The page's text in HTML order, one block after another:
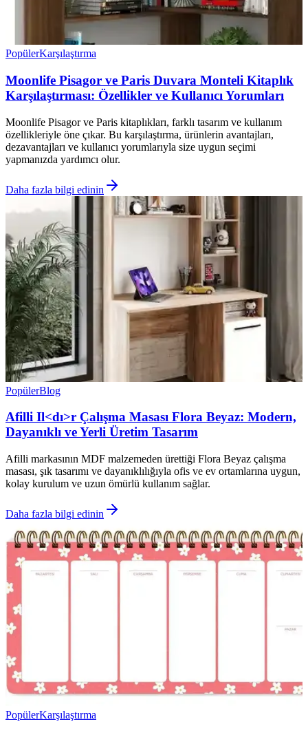
PopülerKarşılaştırma
Moonlife Pisagor ve Paris Duvara Monteli Kitaplık
Karşılaştırması: Özellikler ve Kullanıcı Yorumları
Moonlife Pisagor ve Paris kitaplıkları, farklı tasarım ve kullanım
özellikleriyle öne çıkar. Bu karşılaştırma, ürünlerin avantajları,
dezavantajları ve kullanıcı yorumlarıyla size uygun seçimi
yapmanızda yardımcı olur.
Daha fazla bilgi edinin
PopülerBlog
Afilli Il<dı>r Çalışma Masası Flora Beyaz: Modern,
Dayanıklı ve Yerli Üretim Tasarım
Afilli markasının MDF malzemeden ürettiği Flora Beyaz çalışma
masası, şık tasarımı ve dayanıklılığıyla ofis ve ev ortamlarına uygun,
kolay kurulum ve uzun ömürlü kullanım sağlar.
Daha fazla bilgi edinin
PopülerKarşılaştırma